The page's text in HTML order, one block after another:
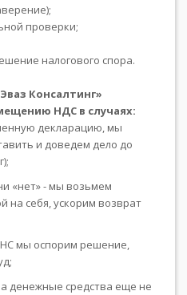
проверки;
налогового спора.
Консалтинг»
НДС в случаях:
декларацию, мы
и доведем дело до
«нет» - мы возьмем
на себя, ускорим возврат
мы оспорим решение,
денежные средства еще не